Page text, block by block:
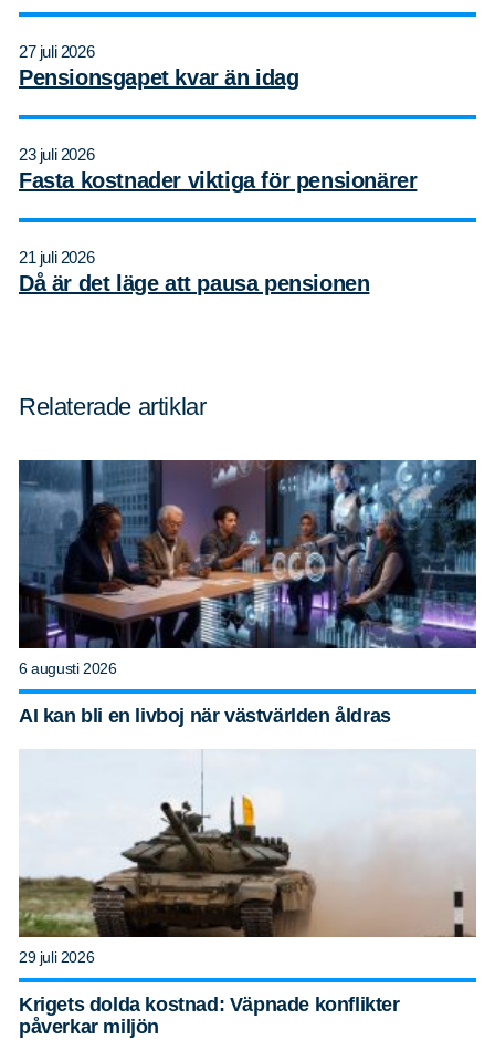
27 juli 2026
Pensionsgapet kvar än idag
23 juli 2026
Fasta kostnader viktiga för pensionärer
21 juli 2026
Då är det läge att pausa pensionen
Relaterade artiklar
6 augusti 2026
AI kan bli en livboj när västvärlden åldras
29 juli 2026
Krigets dolda kostnad: Väpnade konflikter
påverkar miljön
Sök på sidan:Sök